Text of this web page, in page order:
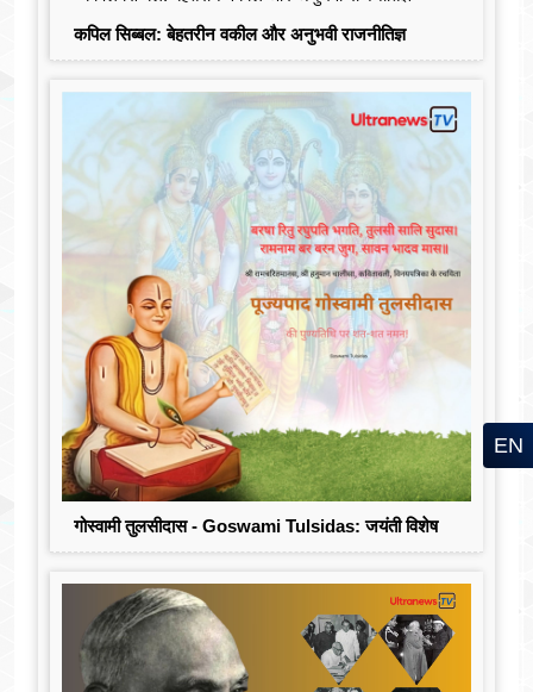
कपिल सिब्बल: बेहतरीन वकील और अनुभवी राजनीतिज्ञ
गोस्वामी तुलसीदास - Goswami Tulsidas: जयंती विशेष
EN